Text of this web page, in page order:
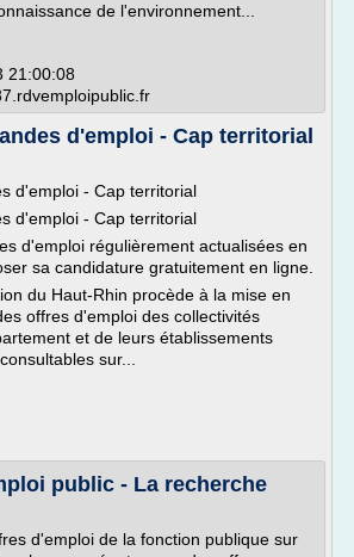
de l'environnement...
21:00:08
d'emploi - Cap territorial
d'emploi - Cap territorial
d'emploi - Cap territorial
d'emploi régulièrement actualisées en
sa candidature gratuitement en ligne.
du Haut-Rhin procède à la mise en
offres d'emploi des collectivités
et de leurs établissements
sur...
public - La recherche
d'emploi de la fonction publique sur